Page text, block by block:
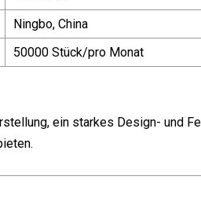
Ningbo, China
50000 Stück/pro Monat
ein starkes Design- und